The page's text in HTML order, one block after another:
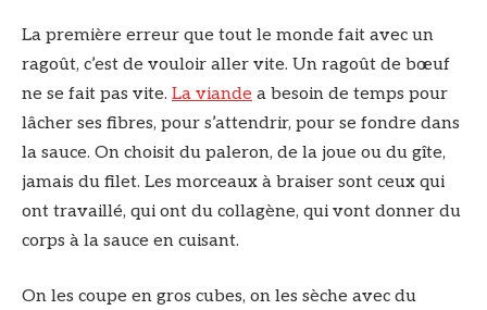
La première erreur que tout le monde fait avec un
ragoût, c’est de vouloir aller vite. Un ragoût de bœuf
ne se fait pas vite. La viande a besoin de temps pour
lâcher ses fibres, pour s’attendrir, pour se fondre dans
la sauce. On choisit du paleron, de la joue ou du gîte,
jamais du filet. Les morceaux à braiser sont ceux qui
ont travaillé, qui ont du collagène, qui vont donner du
corps à la sauce en cuisant.
On les coupe en gros cubes, on les sèche avec du